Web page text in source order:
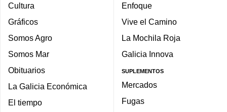
Cultura
Gráficos
Somos Agro
Somos Mar
Obituarios
La Galicia Económica
El tiempo
Enfoque
Vive el Camino
La Mochila Roja
Galicia Innova
SUPLEMENTOS
Mercados
Fugas